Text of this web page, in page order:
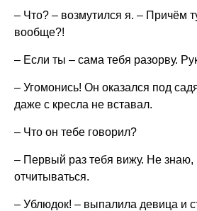
– Что? – возмутился я. – Причём
вообще?!
– Если ты – сама тебя разорву.
– Угомонись! Он оказался под
даже с кресла не вставал.
– Что он тебе говорил?
– Первый раз тебя вижу. Не знаю,
отчитываться.
– Ублюдок! – выпалила девица и